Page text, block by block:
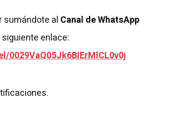
sumándote al Canal de WhatsApp
enlace: